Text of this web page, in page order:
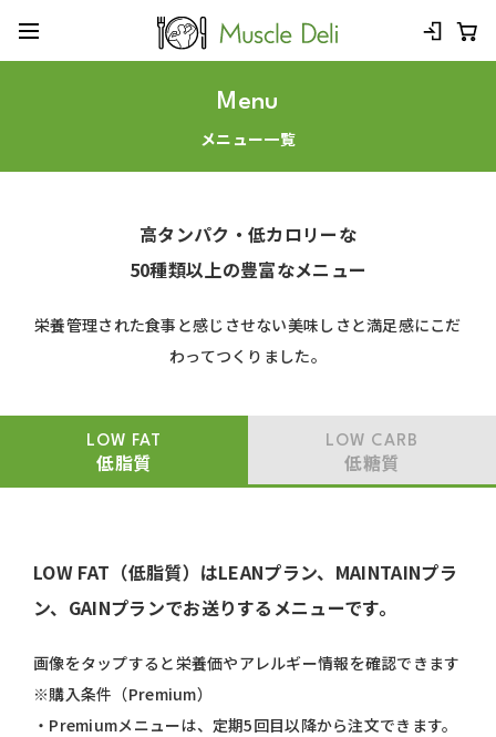
Menu
メニュー一覧
高タンパク・低カロリーな
50種類以上の豊富なメニュー
栄養管理された食事と感じさせない美味しさと満足感にこだ
わってつくりました。
LOW FAT
低脂質
LOW CARB
低糖質
LOW FAT（低脂質）はLEANプラン、MAINTAINプラ
ン、GAINプランでお送りするメニューです。
画像をタップすると栄養価やアレルギー情報を確認できます
※購入条件（Premium）
・Premiumメニューは、定期5回目以降から注文できます。